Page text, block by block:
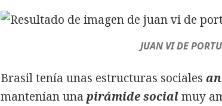
JUAN VI DE
Brasil tenía unas estructuras sociales
mantenían unapirámide socialmuy